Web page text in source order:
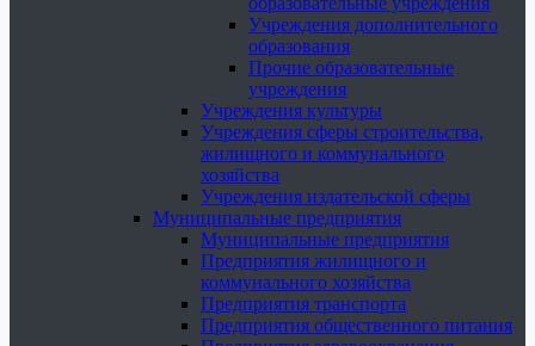
Учреждения дополнительного
образования
Прочие образовательные
учреждения
Учреждения культуры
Учреждения сферы строительства,
жилищного и коммунального
хозяйства
Учреждения издательской сферы
Муниципальные предприятия
Муниципальные предприятия
Предприятия жилищного и
коммунального хозяйства
Предприятия транспорта
Предприятия общественного питания